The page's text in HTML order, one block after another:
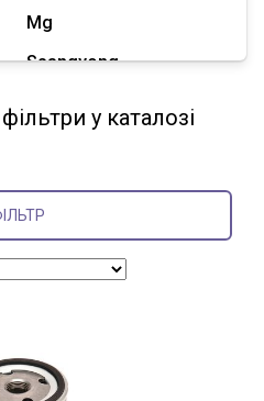
Mg
Ssangyong
всі марки
у каталозі